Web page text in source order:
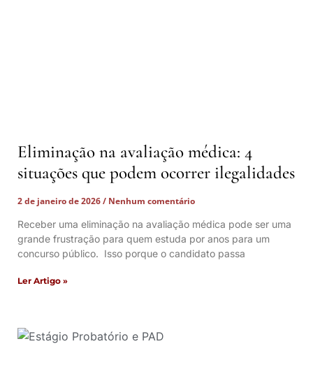
Eliminação na avaliação médica: 4
situações que podem ocorrer ilegalidades
2 de janeiro de 2026
Nenhum comentário
Receber uma eliminação na avaliação médica pode ser uma
grande frustração para quem estuda por anos para um
concurso público. Isso porque o candidato passa
Ler Artigo »